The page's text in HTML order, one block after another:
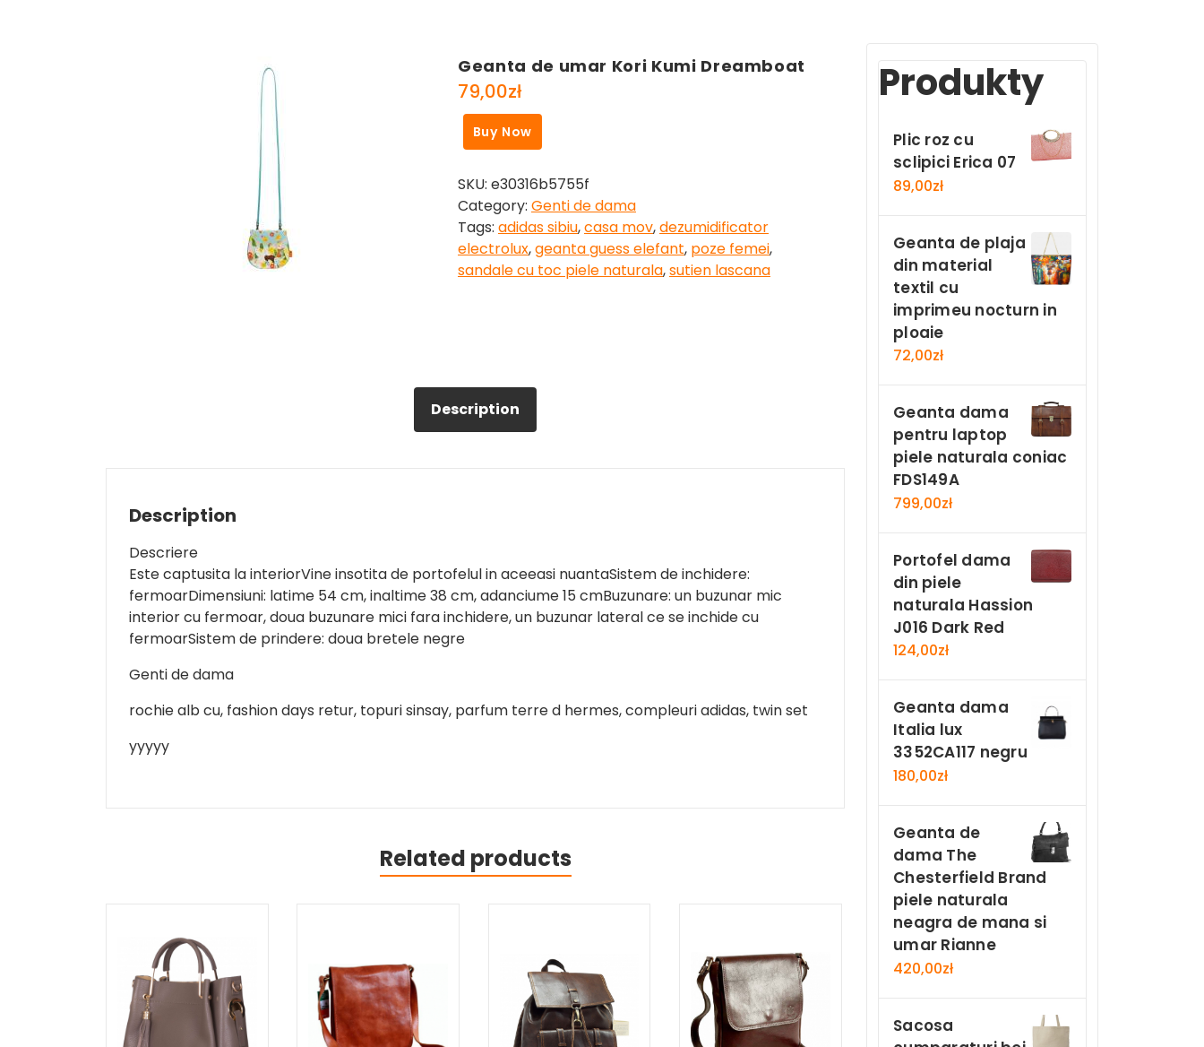
Geanta de umar Kori Kumi Dreamboat
79,00zł
Buy Now
SKU: e30316b5755f
Category: Genti de dama
Tags: adidas sibiu,casa mov,dezumidificator
electrolux,geanta guess elefant, poze femei,
sandale cu toc piele naturala,sutien lascana
Description
Description
Descriere
Este captusita la interiorVine insotita de portofelul in aceeasi nuantaSistem de inchidere:
fermoarDimensiuni: latime 54 cm, inaltime 38 cm, adanciume 15 cmBuzunare: un buzunar mic
interior cu fermoar, doua buzunare mici fara inchidere, un buzunar lateral ce se inchide cu
fermoarSistem de prindere: doua bretele negre
Genti de dama
rochie alb cu, fashion days retur, topuri sinsay, parfum terre d hermes, compleuri adidas, twin set
yyyyy
Related products
Produkty
Plic roz cu
sclipici Erica 07
89,00zł
Geanta de plaja
din material
textil cu
imprimeu nocturn in
ploaie
72,00zł
Geanta dama
pentru laptop
piele naturala coniac
FDS149A
799,00zł
Portofel dama
din piele
naturala Hassion
J016 Dark Red
124,00zł
Geanta dama
Italia lux
3352CA117 negru
180,00zł
Geanta de
dama The
Chesterfield Brand
piele naturala
neagra de mana si
umar Rianne
420,00zł
Sacosa